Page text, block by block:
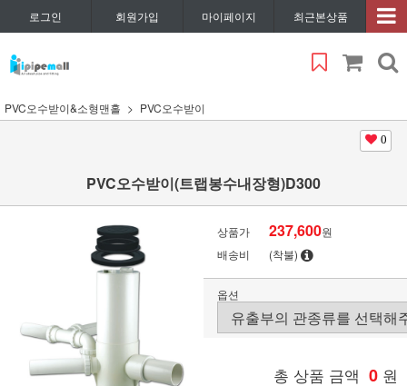
로그인 회원가입 마이페이지 최근본상품
PVC오수받이&소형맨홀 PVC오수받이
0
PVC오수받이(트랩봉수내장형)D300
상품가 237,600원
배송비
(착불)
옵션
총 상품 금액 0 원